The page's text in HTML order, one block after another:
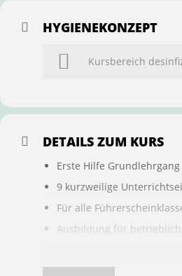
HYGIENEKONZEPT
Kursbereich
DETAILS ZUM KURS
Erste Hilfe Grundlehrgang
9 kurzweilige
Für alle
Ausbildung für